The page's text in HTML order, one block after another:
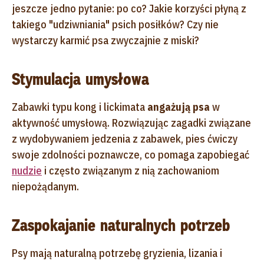
jeszcze jedno pytanie: po co? Jakie korzyści płyną z
takiego "udziwniania" psich posiłków? Czy nie
wystarczy karmić psa zwyczajnie z miski?
Stymulacja umysłowa
Zabawki typu kong i lickimata angażują psa w
aktywność umysłową. Rozwiązując zagadki związane
z wydobywaniem jedzenia z zabawek, pies ćwiczy
swoje zdolności poznawcze, co pomaga zapobiegać
nudzie i często związanym z nią zachowaniom
niepożądanym.
Zaspokajanie naturalnych potrzeb
Psy mają naturalną potrzebę gryzienia, lizania i